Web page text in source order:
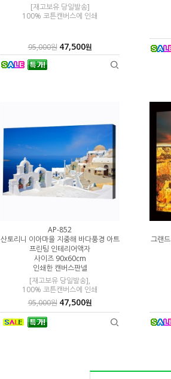
[재고보유 당일발송]
100% 코튼캔버스에 인쇄
95,000원 47,500원
AP-852
산토리니 이아마을 지중해 바다풍경 아트
프린팅 인테리어액자
사이즈 90x60cm
인쇄한 캔버스판넬
[재고보유 당일발송],
100% 코튼캔버스에 인쇄
95,000원 47,500원
그랜